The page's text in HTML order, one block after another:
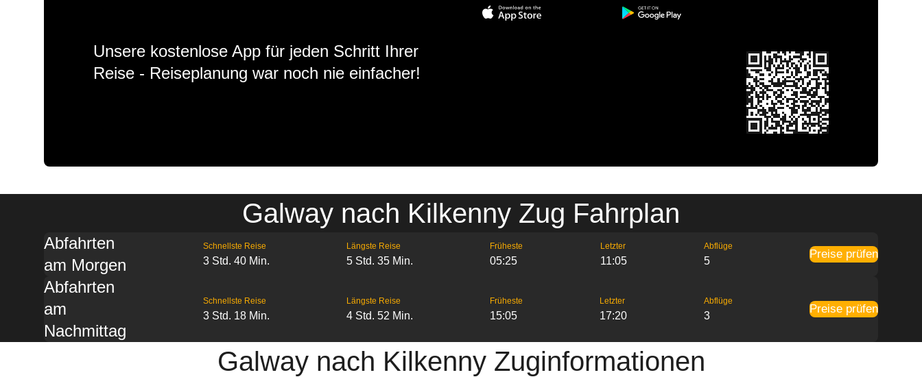
Unsere kostenlose App für jeden Schritt Ihrer
Reise - Reiseplanung war noch nie einfacher!
Galway nach Kilkenny Zug Fahrplan
Abfahrten
am Morgen
Schnellste Reise
3 Std. 40 Min.
Längste Reise
5 Std. 35 Min.
Früheste
05:25
Letzter
11:05
Abflüge
5
Preise prüfen
Abfahrten
am
Nachmittag
Schnellste Reise
3 Std. 18 Min.
Längste Reise
4 Std. 52 Min.
Früheste
15:05
Letzter
17:20
Abflüge
3
Preise prüfen
Galway nach Kilkenny Zuginformationen